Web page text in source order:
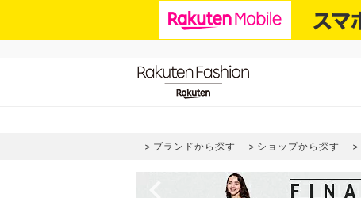
ブランドから探す ショップから探す